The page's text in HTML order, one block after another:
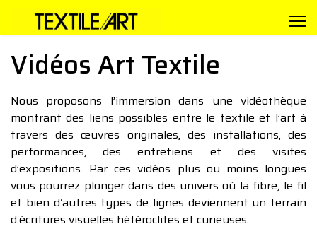
Vidéos Art Textile
Nous proposons l’immersion dans une vidéothèque
montrant des liens possibles entre le textile et l’art à
travers des œuvres originales, des installations, des
performances, des entretiens et des visites
d’expositions. Par ces vidéos plus ou moins longues
vous pourrez plonger dans des univers où la fibre, le fil
et bien d’autres types de lignes deviennent un terrain
d’écritures visuelles hétéroclites et curieuses.